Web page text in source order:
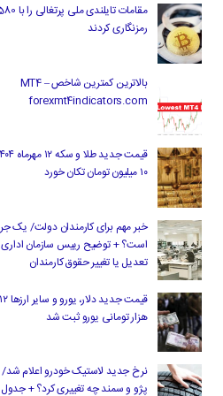
رمزنگاری کردند
بالاترین کمترین شاخص MT4 –
forexmt4indicators.com
۱۰ میلیون تومان تکان خورد
خبر مهم برای کارمندان دولت/ یک
است؟ + توضیح رییس سازمان اداری
تعدیل یا تغییر حقوق کارمندان
هزار تومانی یورو ثبت شد
نرخ جدید لاستیک خودرو اعلام شد/
پژو و سمند چه تغییری کرد؟ + جدول